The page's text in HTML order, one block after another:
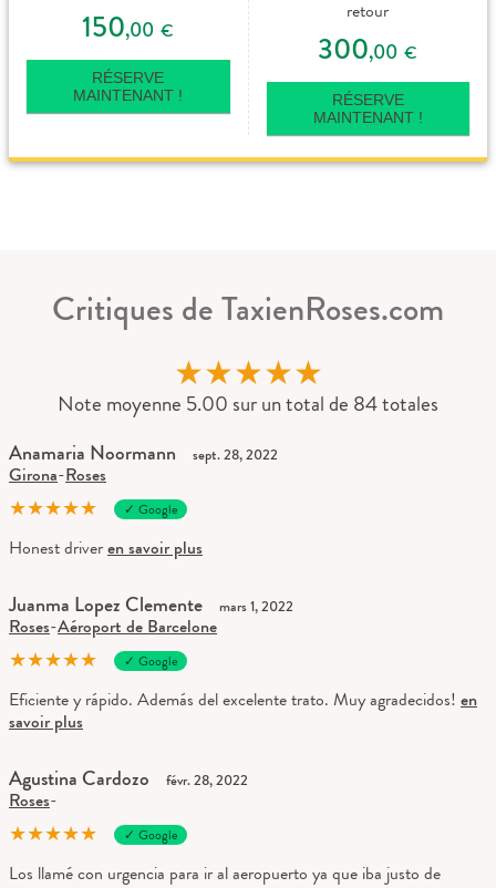
150,00 €
RÉSERVE
MAINTENANT !
retour
300,00 €
RÉSERVE
MAINTENANT !
Critiques de TaxienRoses.com
★★★★★
Note moyenne 5.00 sur un total de 84 totales
Anamaria Noormann sept. 28, 2022
Girona-Roses
★★★★★ ✓ Google
Honest driveren savoir plus
Juanma Lopez Clemente mars 1, 2022
Roses-Aéroport de Barcelone
★★★★★ ✓ Google
Eficiente y rápido. Además del excelente trato. Muy agradecidos! en
savoir plus
Agustina Cardozo févr. 28, 2022
Roses-
★★★★★ ✓ Google
Los llamé con urgencia para ir al aeropuerto ya que iba justo de